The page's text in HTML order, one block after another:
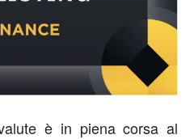
è in piena corsa al